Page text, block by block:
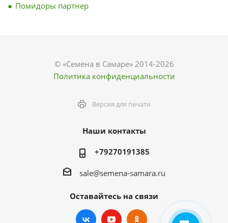
Помидоры партнер
© «Семена в Самаре» 2014-2026
Политика конфиденциальности
Версия для печати
Наши контакты
+79270191385
sale@semena-samara.ru
Оставайтесь на связи